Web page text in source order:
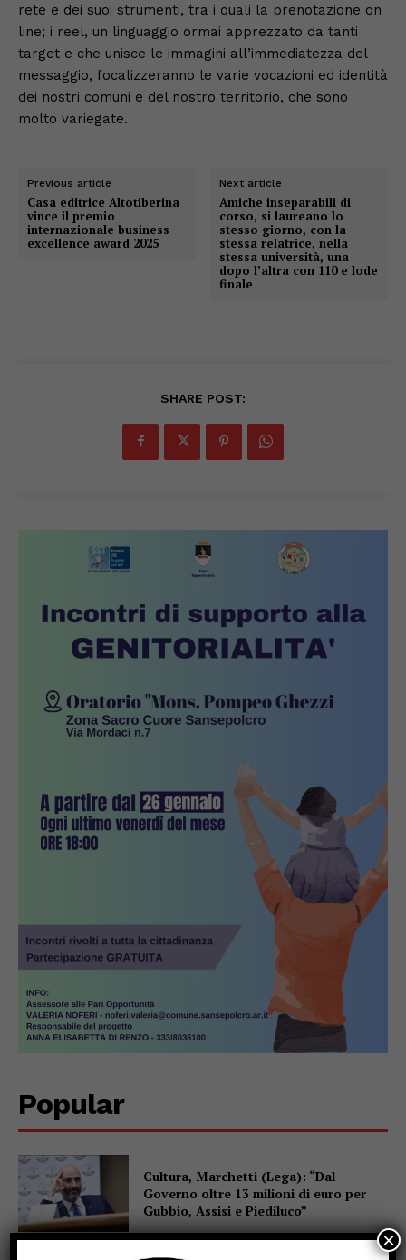
rete e dei suoi strumenti, tra i quali la prenotazione on
line; i reel, un linguaggio ormai apprezzato da tanti
target e che unisce le immagini all’immediatezza del
messaggio, focalizzeranno le varie vocazioni ed identità
dei nostri comuni e del nostro territorio, che sono
molto variegate.
Previous article
Casa editrice Altotiberina
vince il premio
internazionale business
excellence award 2025
Next article
Amiche inseparabili di
corso, si laureano lo
stesso giorno, con la
stessa relatrice, nella
stessa università, una
dopo l’altra con 110 e lode
finale
SHARE POST:
Popular
Cultura, Marchetti (Lega): “Dal
Governo oltre 13 milioni di euro per
Gubbio, Assisi e Piediluco”
×